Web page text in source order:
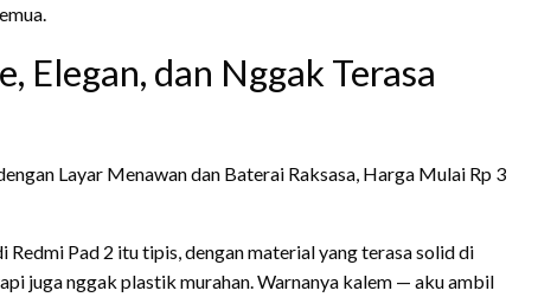
Elegan, dan Nggak Terasa
Pad 2 itu tipis, dengan material yang terasa solid di
juga nggak plastik murahan. Warnanya kalem — aku ambil